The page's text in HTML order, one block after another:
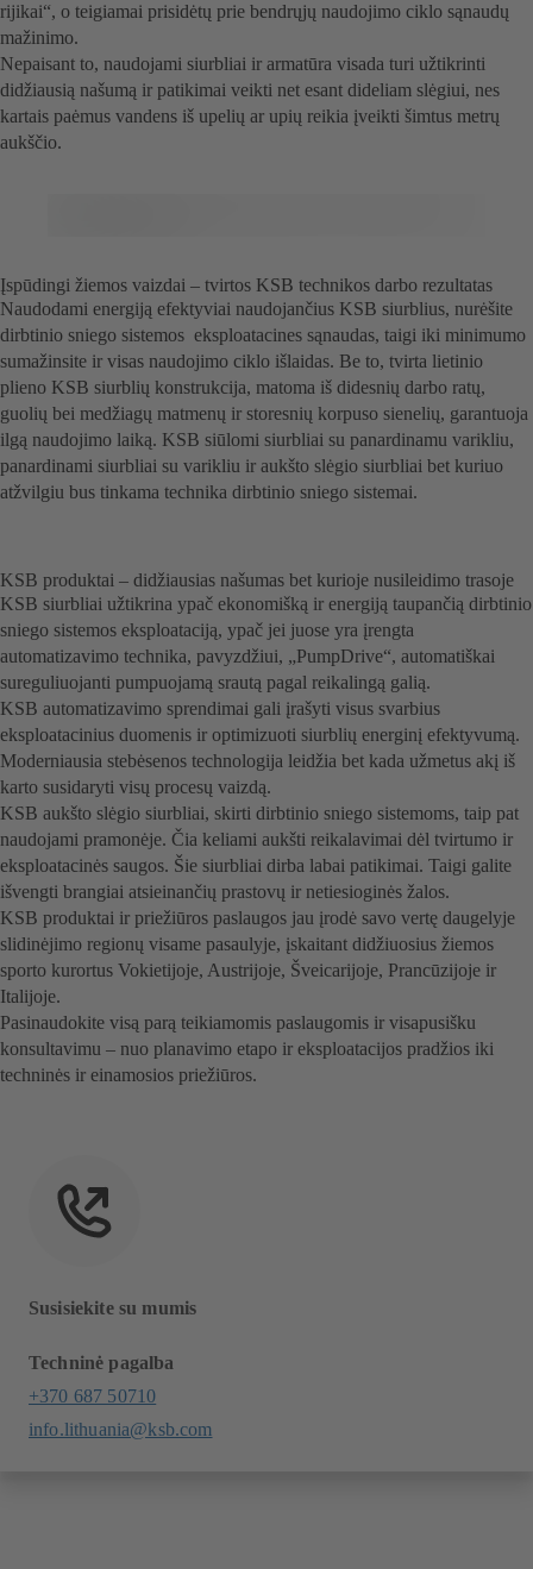
rijikai“, o teigiamai prisidėtų prie bendrųjų naudojimo ciklo sąnaudų
mažinimo.
Nepaisant to, naudojami siurbliai ir armatūra visada turi užtikrinti
didžiausią našumą ir patikimai veikti net esant dideliam slėgiui, nes
kartais paėmus vandens iš upelių ar upių reikia įveikti šimtus metrų
aukščio.
Įspūdingi žiemos vaizdai – tvirtos KSB technikos darbo rezultatas
Naudodami energiją efektyviai naudojančius KSB siurblius, nurėšite
dirbtinio sniego sistemos eksploatacines sąnaudas, taigi iki minimumo
sumažinsite ir visas naudojimo ciklo išlaidas. Be to, tvirta lietinio
plieno KSB siurblių konstrukcija, matoma iš didesnių darbo ratų,
guolių bei medžiagų matmenų ir storesnių korpuso sienelių, garantuoja
ilgą naudojimo laiką. KSB siūlomi siurbliai su panardinamu varikliu,
panardinami siurbliai su varikliu ir aukšto slėgio siurbliai bet kuriuo
atžvilgiu bus tinkama technika dirbtinio sniego sistemai.
KSB produktai – didžiausias našumas bet kurioje nusileidimo trasoje
KSB siurbliai užtikrina ypač ekonomišką ir energiją taupančią dirbtinio
sniego sistemos eksploataciją, ypač jei juose yra įrengta
automatizavimo technika, pavyzdžiui, „PumpDrive“, automatiškai
sureguliuojanti pumpuojamą srautą pagal reikalingą galią.
KSB automatizavimo sprendimai gali įrašyti visus svarbius
eksploatacinius duomenis ir optimizuoti siurblių energinį efektyvumą.
Moderniausia stebėsenos technologija leidžia bet kada užmetus akį iš
karto susidaryti visų procesų vaizdą.
KSB aukšto slėgio siurbliai, skirti dirbtinio sniego sistemoms, taip pat
naudojami pramonėje. Čia keliami aukšti reikalavimai dėl tvirtumo ir
eksploatacinės saugos. Šie siurbliai dirba labai patikimai. Taigi galite
išvengti brangiai atsieinančių prastovų ir netiesioginės žalos.
KSB produktai ir priežiūros paslaugos jau įrodė savo vertę daugelyje
slidinėjimo regionų visame pasaulyje, įskaitant didžiuosius žiemos
sporto kurortus Vokietijoje, Austrijoje, Šveicarijoje, Prancūzijoje ir
Italijoje.
Pasinaudokite visą parą teikiamomis paslaugomis ir visapusišku
konsultavimu – nuo planavimo etapo ir eksploatacijos pradžios iki
techninės ir einamosios priežiūros.
Susisiekite su mumis
Techninė pagalba
+370 687 50710
info.lithuania@ksb.com